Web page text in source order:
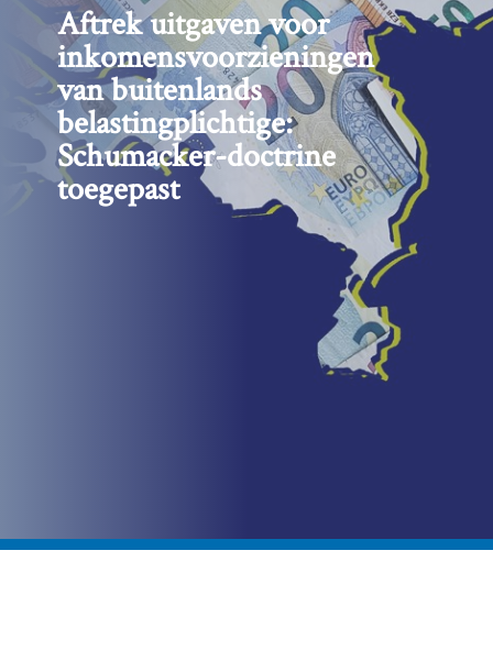
Aftrek uitgaven voor
inkomensvoorzieningen
van buitenlands
belastingplichtige:
Schumacker-doctrine
toegepast